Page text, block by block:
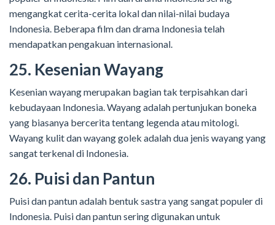
mengangkat cerita-cerita lokal dan nilai-nilai budaya
Indonesia. Beberapa film dan drama Indonesia telah
mendapatkan pengakuan internasional.
25. Kesenian Wayang
Kesenian wayang merupakan bagian tak terpisahkan dari
kebudayaan Indonesia. Wayang adalah pertunjukan boneka
yang biasanya bercerita tentang legenda atau mitologi.
Wayang kulit dan wayang golek adalah dua jenis wayang yang
sangat terkenal di Indonesia.
26. Puisi dan Pantun
Puisi dan pantun adalah bentuk sastra yang sangat populer di
Indonesia. Puisi dan pantun sering digunakan untuk